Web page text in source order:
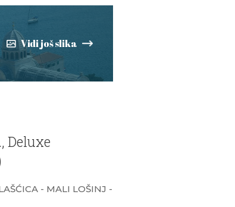
Vidi još slika
Deluxe
- MALI LOŠINJ -